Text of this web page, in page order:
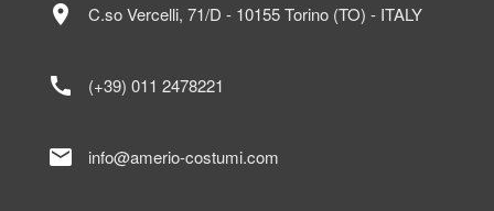
location_on C.so Vercelli, 71/D - 10155 Torino (TO) - ITALY
call (+39) 011 2478221
mail info@amerio-costumi.com